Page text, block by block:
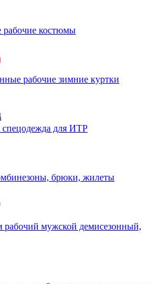
рабочие костюмы
рабочие зимние куртки
спецодежда для ИТР
брюки, жилеты
рабочий мужской демисезонный,